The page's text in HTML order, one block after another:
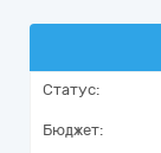
Статус:
Бюджет: